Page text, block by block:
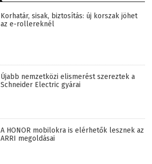
Korhatár, sisak, biztosítás: új korszak jöhet
az e-rollereknél
Újabb nemzetközi elismerést szereztek a
Schneider Electric gyárai
A HONOR mobilokra is elérhetők lesznek az
ARRI megoldásai